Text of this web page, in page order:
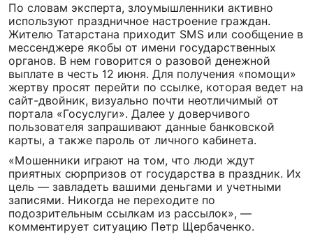
По словам эксперта, злоумышленники активно
используют праздничное настроение граждан.
Жителю Татарстана приходит SMS или сообщение в
мессенджере якобы от имени государственных
органов. В нем говорится о разовой денежной
выплате в честь 12 июня. Для получения «помощи»
жертву просят перейти по ссылке, которая ведет на
сайт-двойник, визуально почти неотличимый от
портала «Госуслуги». Далее у доверчивого
пользователя запрашивают данные банковской
карты, а также пароль от личного кабинета.
«Мошенники играют на том, что люди ждут
приятных сюрпризов от государства в праздник. Их
цель — завладеть вашими деньгами и учетными
записями. Никогда не переходите по
подозрительным ссылкам из рассылок», —
комментирует ситуацию Петр Щербаченко.